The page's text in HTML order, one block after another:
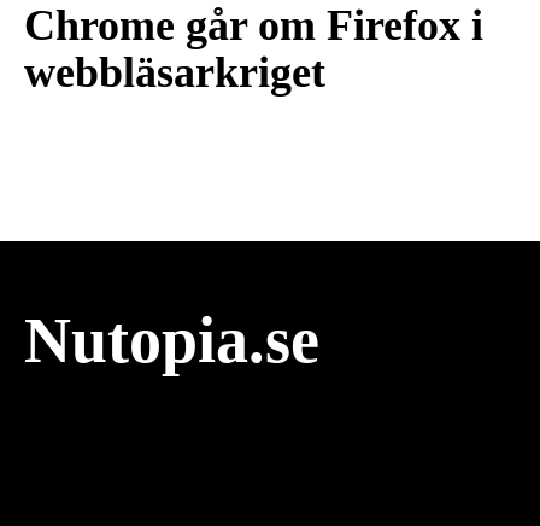
Chrome går om Firefox i
webbläsarkriget
Nutopia.se